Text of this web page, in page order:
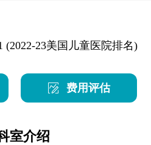
(2022-23美国儿童医院排名)
费用评估
室介绍